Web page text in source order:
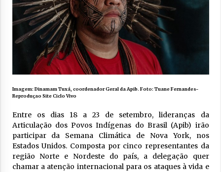
Imagem: Dinamam Tuxá, coordenador Geral da Apib. Foto: Tuane Fernandes-
Reproduçao Site Ciclo Vivo
Entre os dias 18 a 23 de setembro, lideranças da
Articulação dos Povos Indígenas do Brasil (Apib) irão
participar da Semana Climática de Nova York, nos
Estados Unidos. Composta por cinco representantes da
região Norte e Nordeste do país, a delegação quer
chamar a atenção internacional para os ataques à vida e